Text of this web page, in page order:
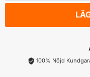
100% Nöjd